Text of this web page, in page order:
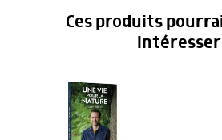
Ces produits
intéresser